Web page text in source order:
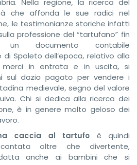
Nella regione, la ricerca del
che affonda le sue radici nel
le testimonianze storiche infatti
professione del “tartufano” fin
documento contabile
di Spoleto dell’epoca, relativo alla
merci in entrata e in uscita, si
sul dazio pagato per vendere i
medievale, segno del valore
Chi si dedica alla ricerca dei
è in genere molto geloso dei
caccia al tartufo è quindi
oltre che divertente,
anche ai bambini che si